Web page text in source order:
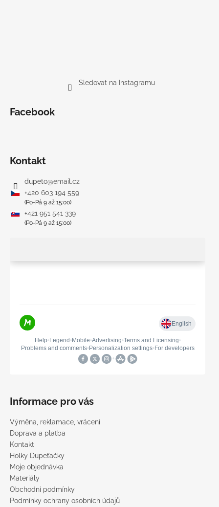
Sledovat na Instagramu
Facebook
Kontakt
dupeto@email.cz
+420 603 194 559
(Po-Pá 9 až 15:00)
+421 951 541 339
(Po-Pá 9 až 15:00)
Informace pro vás
Výměna, reklamace, vrácení
Doprava a platba
Kontakt
Holky Dupeťačky
Moje objednávka
Materiály
Obchodní podmínky
Podmínky ochrany osobních údajů